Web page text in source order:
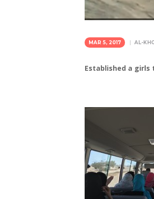
MAR 5, 2017 AL-
Established a